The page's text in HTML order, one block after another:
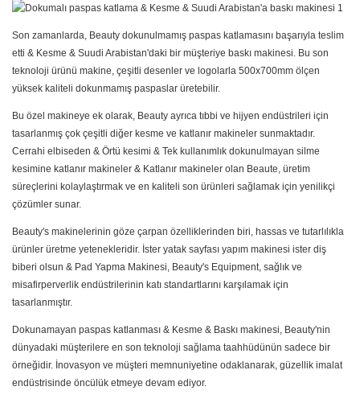
Son zamanlarda, Beauty dokunulmamış paspas katlamasını başarıyla teslim
etti & Kesme & Suudi Arabistan'daki bir müşteriye baskı makinesi. Bu son
teknoloji ürünü makine, çeşitli desenler ve logolarla 500x700mm ölçen
yüksek kaliteli dokunmamış paspaslar üretebilir.
Bu özel makineye ek olarak, Beauty ayrıca tıbbi ve hijyen endüstrileri için
tasarlanmış çok çeşitli diğer kesme ve katlanır makineler sunmaktadır.
Cerrahi elbiseden & Örtü kesimi & Tek kullanımlık dokunulmayan silme
kesimine katlanır makineler & Katlanır makineler olan Beaute, üretim
süreçlerini kolaylaştırmak ve en kaliteli son ürünleri sağlamak için yenilikçi
çözümler sunar.
Beauty's makinelerinin göze çarpan özelliklerinden biri, hassas ve tutarlılıkla
ürünler üretme yetenekleridir. İster yatak sayfası yapım makinesi ister diş
biberi olsun & Pad Yapma Makinesi, Beauty's Equipment, sağlık ve
misafirperverlik endüstrilerinin katı standartlarını karşılamak için
tasarlanmıştır.
Dokunamayan paspas katlanması & Kesme & Baskı makinesi, Beauty'nin
dünyadaki müşterilere en son teknoloji sağlama taahhüdünün sadece bir
örneğidir. İnovasyon ve müşteri memnuniyetine odaklanarak, güzellik imalat
endüstrisinde öncülük etmeye devam ediyor.